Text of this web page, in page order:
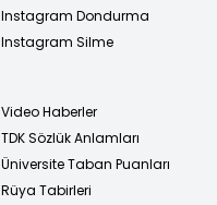
Instagram Dondurma
Instagram Silme
Video Haberler
TDK Sözlük Anlamları
Üniversite Taban Puanları
Rüya Tabirleri